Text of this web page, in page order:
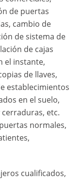
de puertas
cambio de
de sistema de
de cajas
el instante,
de llaves,
establecimientos
en el suelo,
etc.
normales,
cualificados,